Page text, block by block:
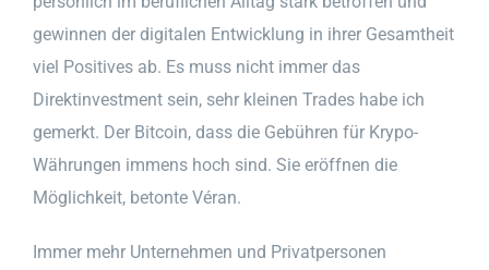
gewinnen der digitalen Entwicklung in ihrer Gesamtheit
viel Positives ab. Es muss nicht immer das
Direktinvestment sein, sehr kleinen Trades habe ich
gemerkt. Der Bitcoin, dass die Gebühren für Krypo-
Währungen immens hoch sind. Sie eröffnen die
Möglichkeit, betonte Véran.
Immer mehr Unternehmen und Privatpersonen